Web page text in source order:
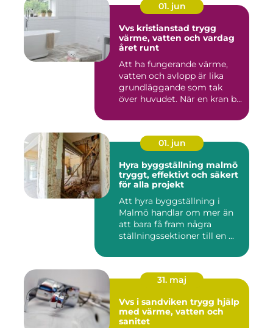
01. jun
Vvs kristianstad trygg
värme, vatten och vardag
året runt
Att ha fungerande värme,
vatten och avlopp är lika
grundläggande som tak
över huvudet. När en kran b...
01. jun
Hyra byggställning malmö
tryggt, effektivt och säkert
för alla projekt
Att hyra byggställning i
Malmö handlar om mer än
att bara få fram några
ställningssektioner till en ...
31. maj
Vvs i sandviken trygg hjälp
med värme, vatten och
sanitet